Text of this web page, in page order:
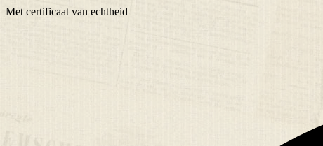
Met certificaat van echtheid